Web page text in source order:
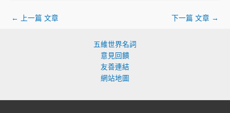
← 上一篇 文章 下一篇 文章 →
五維世界名詞
意見回饋
友善連結
網站地圖